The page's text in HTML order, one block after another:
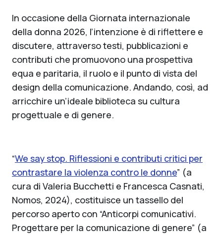
In occasione della Giornata internazionale
della donna 2026, l’intenzione è di riflettere e
discutere, attraverso testi, pubblicazioni e
contributi che promuovono una prospettiva
equa e paritaria, il ruolo e il punto di vista del
design della comunicazione. Andando, così, ad
arricchire un’ideale biblioteca su cultura
progettuale e di genere.
“We say stop. Riflessioni e contributi critici per
contrastare la violenza contro le donne” (a
cura di Valeria Bucchetti e Francesca Casnati,
Nomos, 2024), costituisce un tassello del
percorso aperto con “Anticorpi comunicativi.
Progettare per la comunicazione di genere” (a